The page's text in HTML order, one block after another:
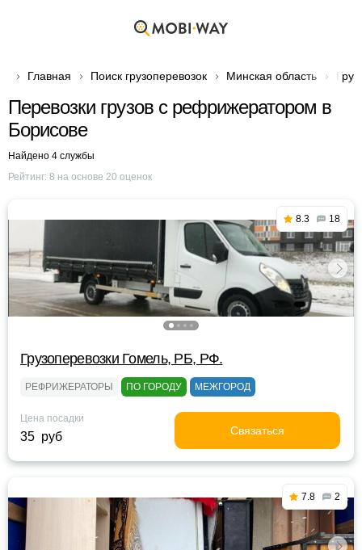
Главная Поиск грузоперевозок Минская область
Перевозки грузов с рефрижератором в
Борисове
Найдено 4 службы
Рейтинг: 8 на основе 20 оценок
8.3 18
Грузоперевозки Гомель, РБ, РФ.
РЕФРИЖЕРАТОРЫ ПО ГОРОДУ МЕЖГОРОД
Цена посадки
35 руб Связаться
7.8 2